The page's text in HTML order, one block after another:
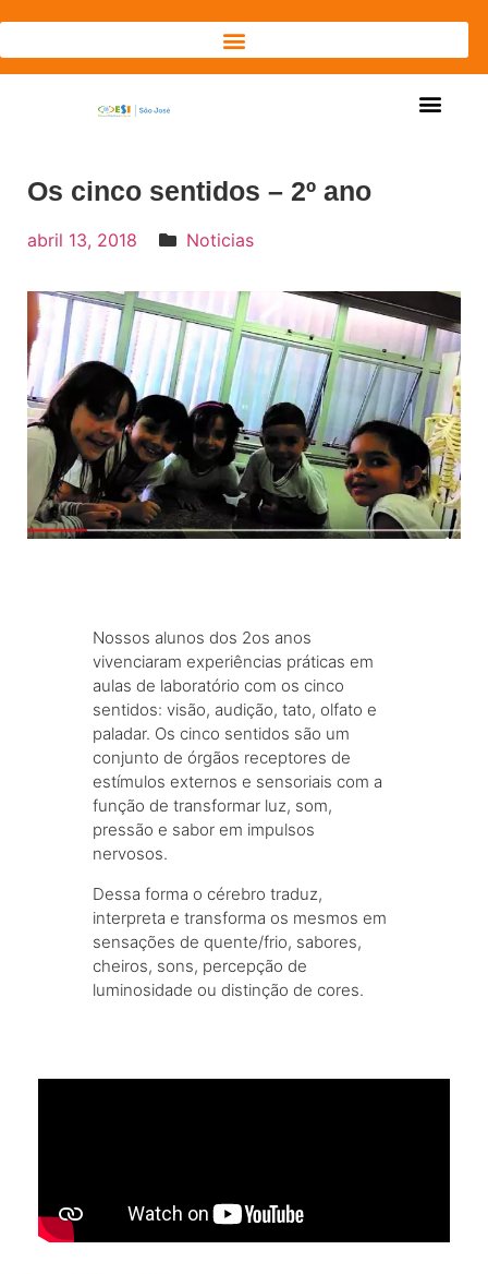
Os cinco sentidos – 2º ano
abril 13, 2018 Noticias
Nossos alunos dos 2os anos
vivenciaram experiências práticas em
aulas de laboratório com os cinco
sentidos: visão, audição, tato, olfato e
paladar. Os cinco sentidos são um
conjunto de órgãos receptores de
estímulos externos e sensoriais com a
função de transformar luz, som,
pressão e sabor em impulsos
nervosos.
Dessa forma o cérebro traduz,
interpreta e transforma os mesmos em
sensações de quente/frio, sabores,
cheiros, sons, percepção de
luminosidade ou distinção de cores.